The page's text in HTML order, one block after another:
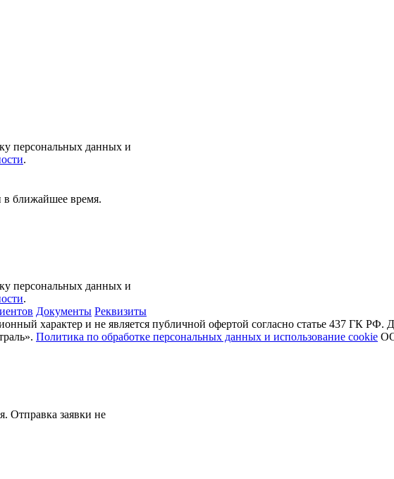
персональных данных и
.
в ближайшее время.
персональных данных и
.
Документы Реквизиты
характер и не является публичной офертой согласно статье 437 ГК
Политика по обработке персональных данных и использование сookie
Отправка заявки не